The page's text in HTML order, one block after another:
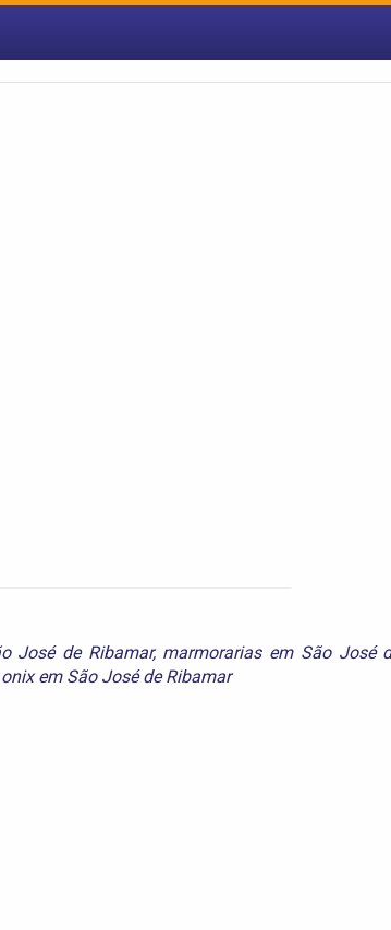
José de Ribamar, marmorarias em São José
onix em São José de Ribamar